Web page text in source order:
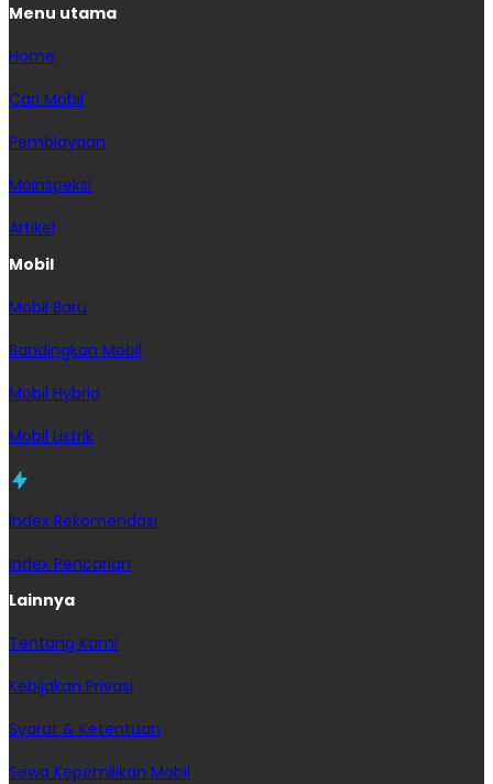
Menu utama
Home
Cari Mobil
Pembiayaan
MoInspeksi
Artikel
Mobil
Mobil Baru
Bandingkan Mobil
Mobil Hybrid
Mobil Listrik
Index Rekomendasi
Index Pencarian
Lainnya
Tentang Kami
Kebijakan Privasi
Syarat & Ketentuan
Sewa Kepemilikan Mobil